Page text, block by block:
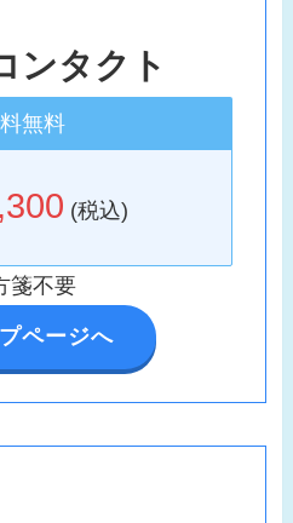
ンタクト
無料
(税込)
箋不要
ページへ